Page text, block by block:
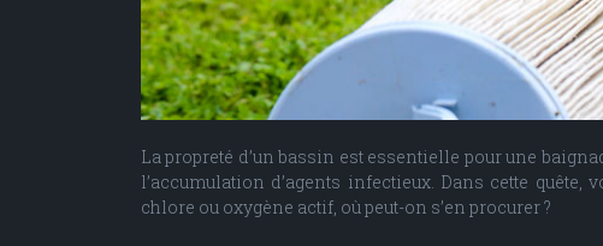
La propreté d’un bassin est essentielle pour une
l’accumulation d’agents infectieux. Dans cette
chlore ou oxygène actif, où peut-on s’en procurer ?